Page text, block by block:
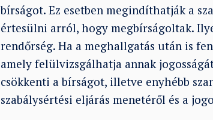
bírságot. Ez esetben megindíthatják a
értesülni arról, hogy megbírságoltak.
rendőrség. Ha a meghallgatás után is
amely felülvizsgálhatja annak
csökkenti a bírságot, illetve enyhébb
szabálysértési eljárás menetéről és a